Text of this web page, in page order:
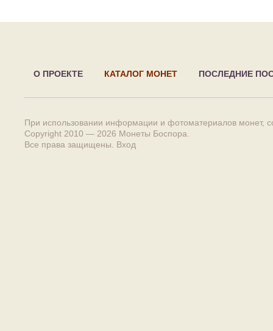
О ПРОЕКТЕ КАТАЛОГ МОНЕТ ПОСЛЕДНИЕ
При использовании информации и фотоматериалов монет,
Copyright 2010 — 2026 Монеты Боспора
Все права защищены. Вход